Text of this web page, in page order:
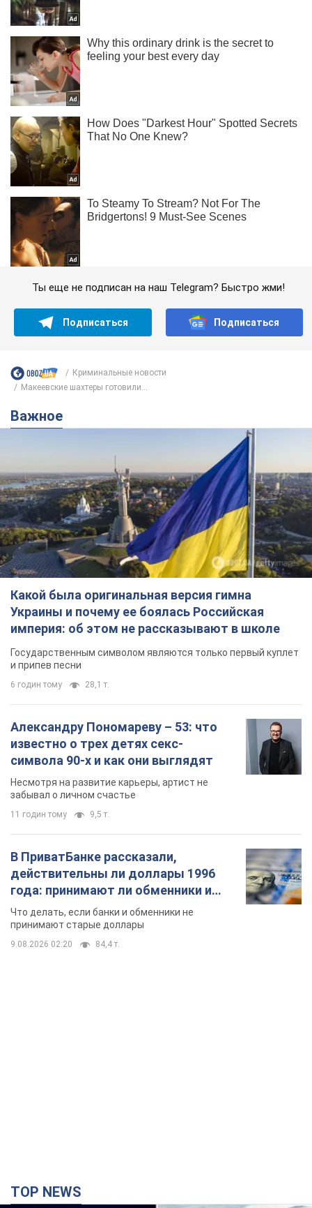
Ты еще не подписан на наш Telegram? Быстро жми!
Подписаться Подписаться
Криминальные новости
Макеевские шахтеры готовили...
Важное
Какой была оригинальная версия гимна
Украины и почему ее боялась Российская
империя: об этом не рассказывают в школе
Государственным символом являются только первый куплет
и припев песни
6 годин тому 28,1 т.
Александру Пономареву – 53: что
известно о трех детях секс-
символа 90-х и как они выглядят
Несмотря на развитие карьеры, артист не
забывал о личном счастье
11 годин тому 9,5 т.
В ПриватБанке рассказали,
действительны ли доллары 1996
года: принимают ли обменники и
банки такие купюры
Что делать, если банки и обменники не
принимают старые доллары
9.08.2026 02:20 84,4 т.
TOP NEWS